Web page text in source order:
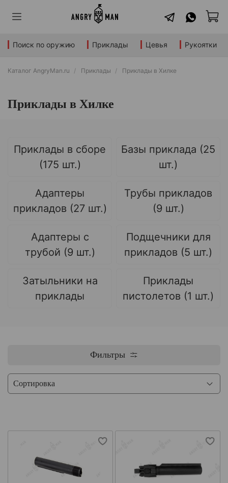
Поиск по оружию Приклады Цевья Рукоятки
Каталог AngryMan.ru Приклады Приклады в Хилке
Приклады в Хилке
Приклады в сборе
(175 шт.)
Базы приклада (25
шт.)
Адаптеры
прикладов (27 шт.)
Трубы прикладов
(9 шт.)
Адаптеры с
трубой (9 шт.)
Подщечники для
прикладов (5 шт.)
Затыльники на
приклады
Приклады
пистолетов (1 шт.)
Фильтры